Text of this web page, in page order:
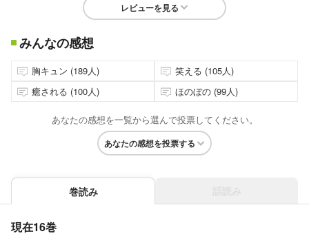
レビューを見る
みんなの感想
胸キュン (189人)
笑える (105人)
癒される (100人)
ほのぼの (99人)
あなたの感想を一覧から選んで投票してください。
あなたの感想を投票する
巻読み
現在16巻